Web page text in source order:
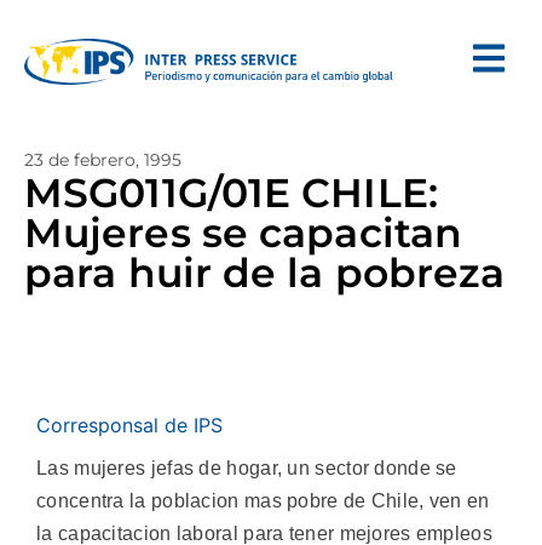
23 de febrero, 1995
MSG011G/01E CHILE:
Mujeres se capacitan
para huir de la pobreza
Corresponsal de IPS
Las mujeres jefas de hogar, un sector donde se
concentra la poblacion mas pobre de Chile, ven en
la capacitacion laboral para tener mejores empleos